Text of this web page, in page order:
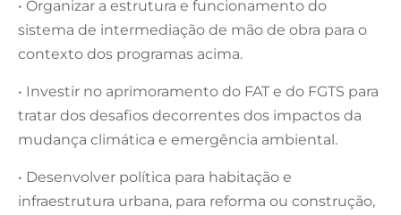
• Organizar a estrutura e funcionamento do
sistema de intermediação de mão de obra para o
contexto dos programas acima.
• Investir no aprimoramento do FAT e do FGTS para
tratar dos desafios decorrentes dos impactos da
mudança climática e emergência ambiental.
• Desenvolver política para habitação e
infraestrutura urbana, para reforma ou construção,